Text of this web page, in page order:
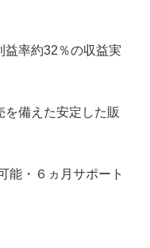
益率約32％の収益実
を備えた安定した販
能・６ヵ月サポート